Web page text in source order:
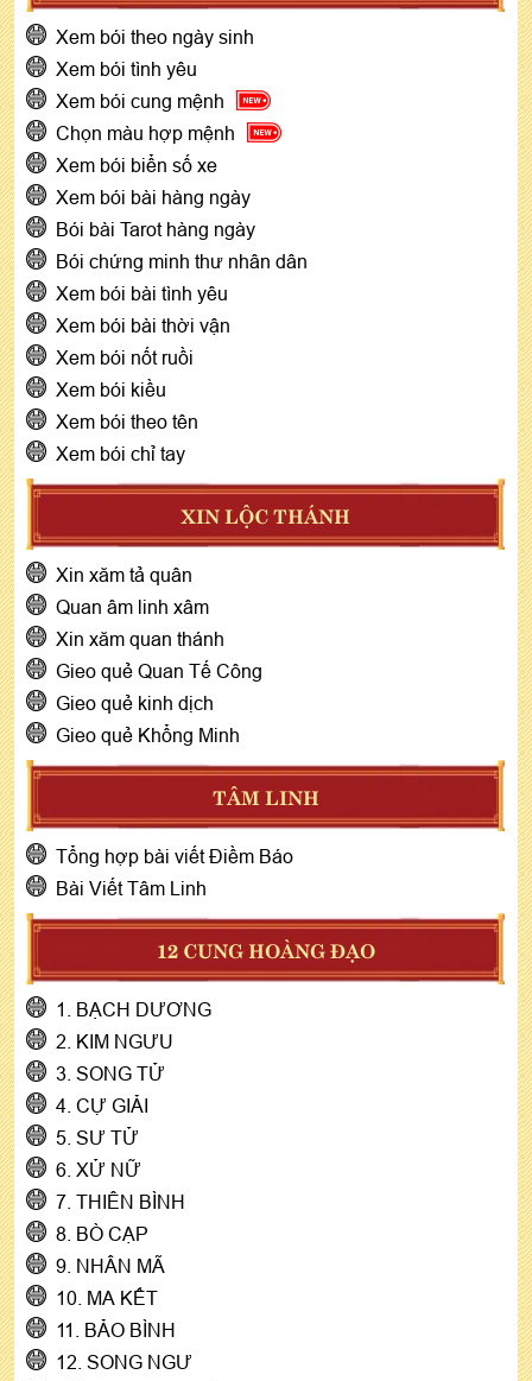
Xem bói theo ngày sinh
Xem bói tình yêu
Xem bói cung mệnh
Chọn màu hợp mệnh
Xem bói biển số xe
Xem bói bài hàng ngày
Bói bài Tarot hàng ngày
Bói chứng minh thư nhân dân
Xem bói bài tình yêu
Xem bói bài thời vận
Xem bói nốt ruồi
Xem bói kiều
Xem bói theo tên
Xem bói chỉ tay
XIN LỘC THÁNH
Xin xăm tả quân
Quan âm linh xâm
Xin xăm quan thánh
Gieo quẻ Quan Tế Công
Gieo quẻ kinh dịch
Gieo quẻ Khổng Minh
TÂM LINH
Tổng hợp bài viết Điềm Báo
Bài Viết Tâm Linh
12 CUNG HOÀNG ĐẠO
1. BẠCH DƯƠNG
2. KIM NGƯU
3. SONG TỬ
4. CỰ GIẢI
5. SƯ TỬ
6. XỬ NỮ
7. THIÊN BÌNH
8. BÒ CẠP
9. NHÂN MÃ
10. MA KẾT
11. BẢO BÌNH
12. SONG NGƯ